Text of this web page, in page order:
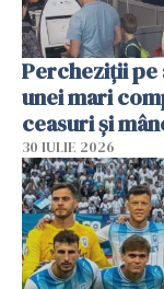
Percheziții
unei mari
ceasuri și
30 IULIE 2026